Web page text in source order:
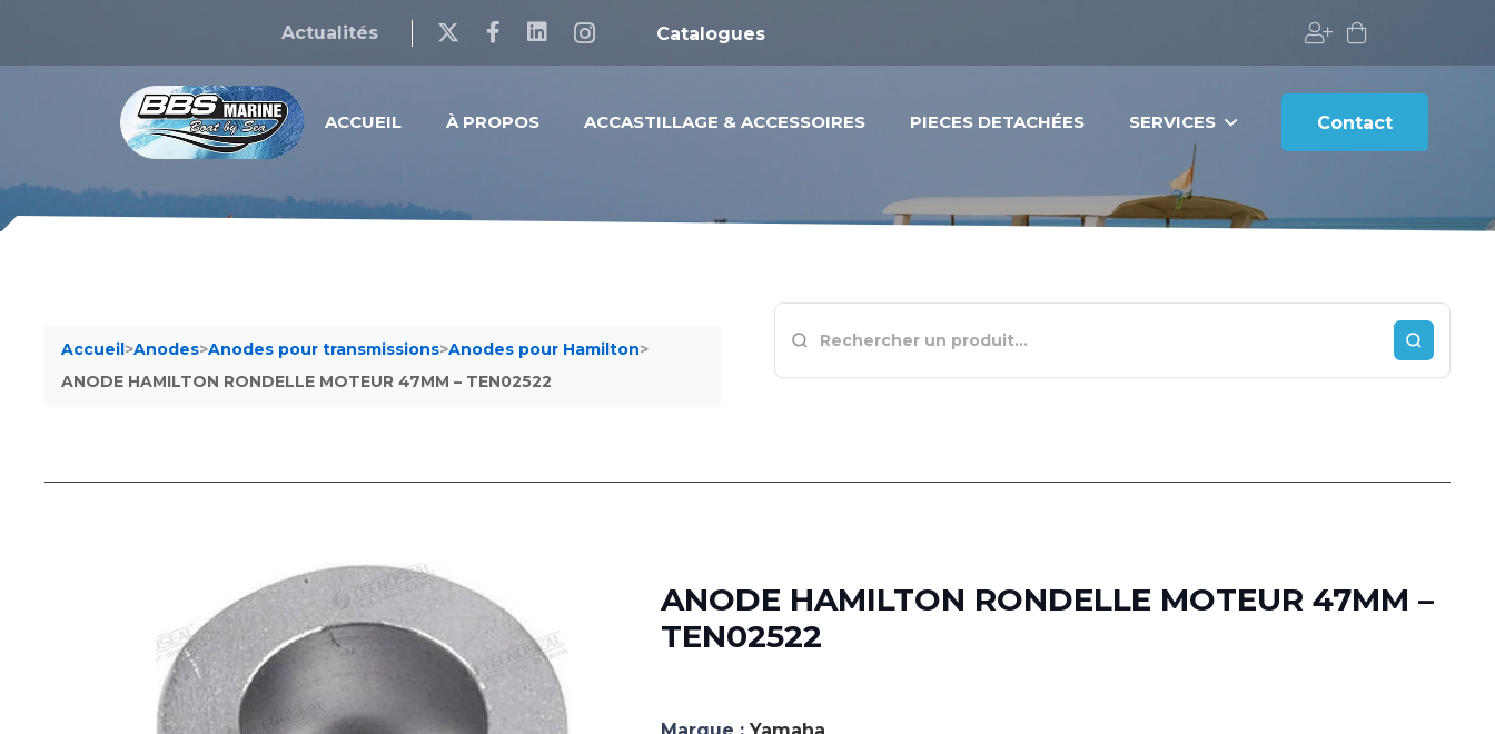
Actualités Catalogues
ACCUEIL À PROPOS ACCASTILLAGE & ACCESSOIRES PIECES DETACHÉES SERVICES Contact
Accueil>Anodes>Anodes pour transmissions>Anodes pour Hamilton>
ANODE HAMILTON RONDELLE MOTEUR 47MM – TEN02522
ANODE HAMILTON RONDELLE MOTEUR 47MM –
TEN02522
Marque : Yamaha